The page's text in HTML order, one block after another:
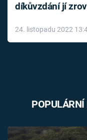
díkůvzdání jí
24. listopadu 2022